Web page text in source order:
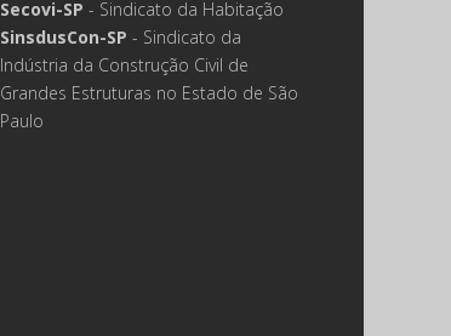
Secovi-SP - Sindicato da Habitação
SinsdusCon-SP - Sindicato da
Indústria da Construção Civil de
Grandes Estruturas no Estado de São
Paulo